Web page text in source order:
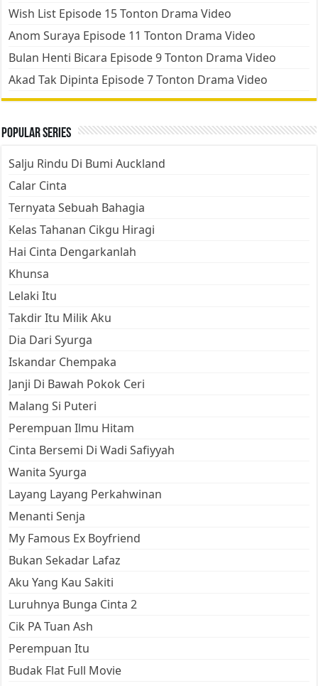
Wish List Episode 15 Tonton Drama Video
Anom Suraya Episode 11 Tonton Drama Video
Bulan Henti Bicara Episode 9 Tonton Drama Video
Akad Tak Dipinta Episode 7 Tonton Drama Video
Popular Series
Salju Rindu Di Bumi Auckland
Calar Cinta
Ternyata Sebuah Bahagia
Kelas Tahanan Cikgu Hiragi
Hai Cinta Dengarkanlah
Khunsa
Lelaki Itu
Takdir Itu Milik Aku
Dia Dari Syurga
Iskandar Chempaka
Janji Di Bawah Pokok Ceri
Malang Si Puteri
Perempuan Ilmu Hitam
Cinta Bersemi Di Wadi Safiyyah
Wanita Syurga
Layang Layang Perkahwinan
Menanti Senja
My Famous Ex Boyfriend
Bukan Sekadar Lafaz
Aku Yang Kau Sakiti
Luruhnya Bunga Cinta 2
Cik PA Tuan Ash
Perempuan Itu
Budak Flat Full Movie